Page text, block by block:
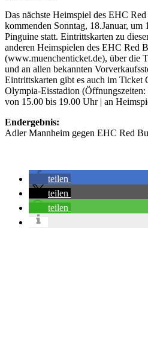
Das nächste Heimspiel des EHC
kommenden Sonntag, 18.Januar,
Pinguine statt. Eintrittskarten zu
anderen Heimspielen des EHC Red
(www.muenchenticket.de), über die
und an allen bekannten
Eintrittskarten gibt es auch im Ticket
Olympia-Eisstadion
von 15.00 bis 19.00 Uhr | an
Endergebnis:
Adler Mannheim gegen EHC Red
teilen
teilen
teilen